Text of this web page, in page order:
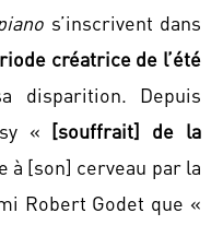
s’inscrivent dans
créatrice de l’été
disparition. Depuis
« [souffrait] de la
à [son] cerveau par la
Robert Godet que «